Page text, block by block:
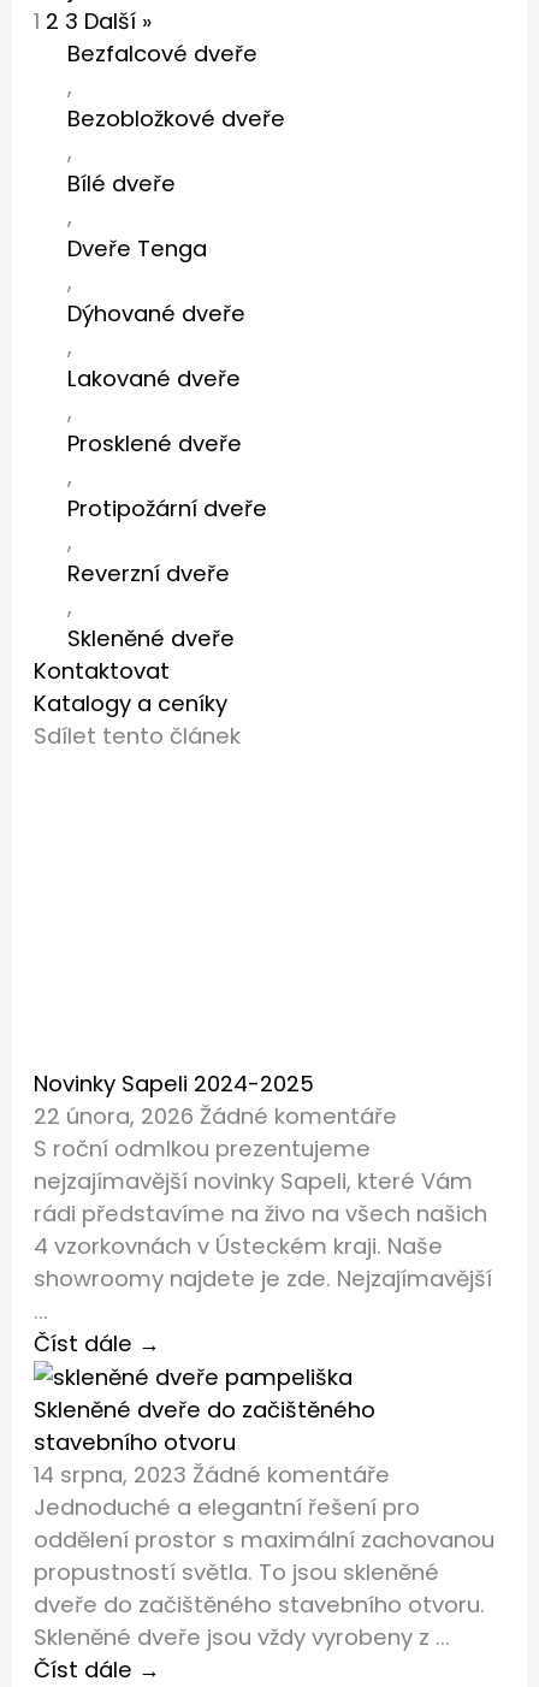
1 2 3 Další »
Bezfalcové dveře
,
Bezobložkové dveře
,
Bílé dveře
,
Dveře Tenga
,
Dýhované dveře
,
Lakované dveře
,
Prosklené dveře
,
Protipožární dveře
,
Reverzní dveře
,
Skleněné dveře
Kontaktovat
Katalogy a ceníky
Sdílet tento článek
Novinky Sapeli 2024-2025
22 února, 2026 Žádné komentáře
S roční odmlkou prezentujeme
nejzajímavější novinky Sapeli, které Vám
rádi představíme na živo na všech našich
4 vzorkovnách v Ústeckém kraji. Naše
showroomy najdete je zde. Nejzajímavější
...
Číst dále →
Skleněné dveře do začištěného
stavebního otvoru
14 srpna, 2023 Žádné komentáře
Jednoduché a elegantní řešení pro
oddělení prostor s maximální zachovanou
propustností světla. To jsou skleněné
dveře do začištěného stavebního otvoru.
Skleněné dveře jsou vždy vyrobeny z ...
Číst dále →